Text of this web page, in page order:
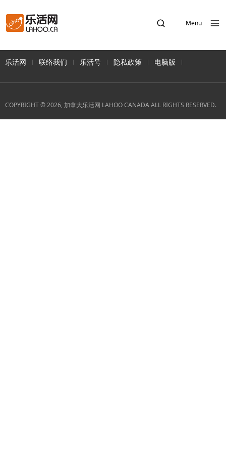
Menu
乐活网 联络我们 乐活号 隐私政策 电脑版
COPYRIGHT © 2026, 加拿大乐活网 LAHOO CANADA ALL RIGHTS RESERVED.